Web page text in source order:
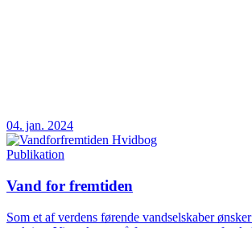
04. jan. 2024
Publikation
Vand for fremtiden
Som et af verdens førende vandselskaber